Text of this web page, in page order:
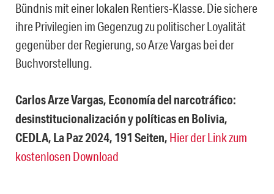
Bündnis mit einer lokalen Rentiers-Klasse. Die sichere
ihre Privilegien im Gegenzug zu politischer Loyalität
gegenüber der Regierung, so Arze Vargas bei der
Buchvorstellung.
Carlos Arze Vargas, Economía del narcotráfico:
desinstitucionalización y políticas en Bolivia,
CEDLA, La Paz 2024, 191 Seiten, Hier der Link zum
kostenlosen Download